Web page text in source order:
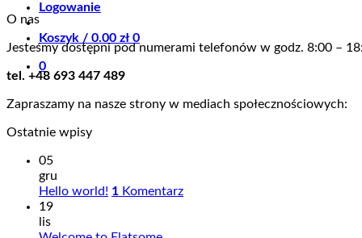
Logowanie
Koszyk / 0.00 zł 0
0
O nas
Jesteśmy dostępni pod numerami telefonów w godz. 8:00 –
tel. +48 693 447 489
Zapraszamy na nasze strony w mediach społecznościowych:
Ostatnie wpisy
05
gru
Hello world! 1 Komentarz
19
lis